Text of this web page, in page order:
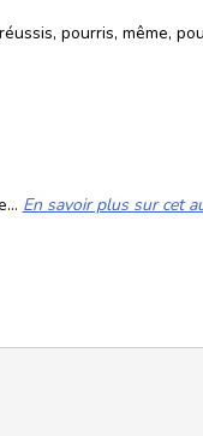
pourris, même,
En savoir plus sur cet